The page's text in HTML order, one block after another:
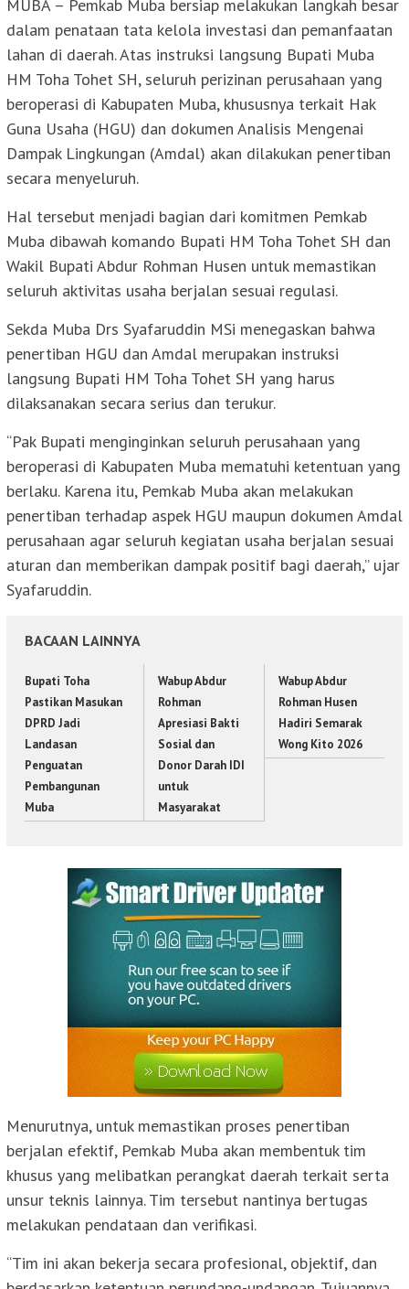
MUBA – Pemkab Muba bersiap melakukan langkah besar
dalam penataan tata kelola investasi dan pemanfaatan
lahan di daerah. Atas instruksi langsung Bupati Muba
HM Toha Tohet SH, seluruh perizinan perusahaan yang
beroperasi di Kabupaten Muba, khususnya terkait Hak
Guna Usaha (HGU) dan dokumen Analisis Mengenai
Dampak Lingkungan (Amdal) akan dilakukan penertiban
secara menyeluruh.
Hal tersebut menjadi bagian dari komitmen Pemkab
Muba dibawah komando Bupati HM Toha Tohet SH dan
Wakil Bupati Abdur Rohman Husen untuk memastikan
seluruh aktivitas usaha berjalan sesuai regulasi.
Sekda Muba Drs Syafaruddin MSi menegaskan bahwa
penertiban HGU dan Amdal merupakan instruksi
langsung Bupati HM Toha Tohet SH yang harus
dilaksanakan secara serius dan terukur.
“Pak Bupati menginginkan seluruh perusahaan yang
beroperasi di Kabupaten Muba mematuhi ketentuan yang
berlaku. Karena itu, Pemkab Muba akan melakukan
penertiban terhadap aspek HGU maupun dokumen Amdal
perusahaan agar seluruh kegiatan usaha berjalan sesuai
aturan dan memberikan dampak positif bagi daerah,” ujar
Syafaruddin.
BACAAN LAINNYA
Bupati Toha
Pastikan Masukan
DPRD Jadi
Landasan
Penguatan
Pembangunan
Muba
Wabup Abdur
Rohman
Apresiasi Bakti
Sosial dan
Donor Darah IDI
untuk
Masyarakat
Wabup Abdur
Rohman Husen
Hadiri Semarak
Wong Kito 2026
Menurutnya, untuk memastikan proses penertiban
berjalan efektif, Pemkab Muba akan membentuk tim
khusus yang melibatkan perangkat daerah terkait serta
unsur teknis lainnya. Tim tersebut nantinya bertugas
melakukan pendataan dan verifikasi.
“Tim ini akan bekerja secara profesional, objektif, dan